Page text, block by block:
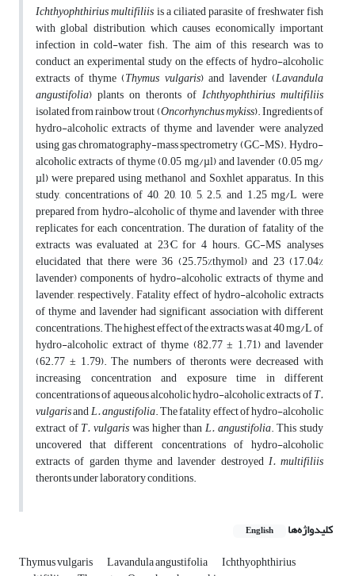
Ichthyophthirius multifiliisis a ciliated parasite of freshwater fish
with global distribution, which causes economically important
infection in cold-water fish. The aim of this research was to
conduct an experimental study on the effects of hydro-alcoholic
extracts of thyme (Thymus vulgaris) and lavender (Lavandula
angustifolia) plants on theronts of Ichthyophthirius multifiliis
isolated from rainbow trout (Oncorhynchus mykiss). Ingredients of
hydro-alcoholic extracts of thyme and lavender were analyzed
using gas chromatography-mass spectrometry (GC-MS). Hydro-
alcoholic extracts of thyme (0.05 mg/µl) and lavender (0.05 mg/
µl) were prepared using methanol and Soxhlet apparatus. In this
study, concentrations of 40, 20, 10, 5, 2.5, and 1.25 mg/L were
prepared from hydro-alcoholic of thyme and lavender with three
replicates for each concentration. The duration of fatality of the
extracts was evaluated at 23°C for 4 hours. GC-MS analyses
elucidated that there were 36 (25.75%thymol) and 23 (17.04%
lavender) components of hydro-alcoholic extracts of thyme and
lavender, respectively. Fatality effect of hydro-alcoholic extracts
of thyme and lavender had significant association with different
concentrations. The highest effect of the extracts was at 40 mg/L of
hydro-alcoholic extract of thyme (82.77 ± 1.71) and lavender
(62.77 ± 1.79). The numbers of theronts were decreased with
increasing concentration and exposure time in different
concentrations of aqueous alcoholic hydro-alcoholic extracts ofT.‌
vulgarisandL. angustifolia. The fatality effect of hydro-alcoholic
extract ofT.‌ vulgariswas higher thanL. angustifolia. This study
uncovered that different concentrations of hydro-alcoholic
extracts of garden thyme and lavender destroyed I. multifiliis
theronts under laboratory conditions.
کلیدواژه‌ها English
Thymus vulgaris Lavandula angustifolia Ichthyophthirius